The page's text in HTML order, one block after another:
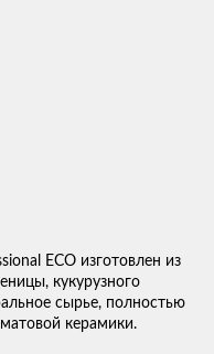
ECO изготовлен из
кукурузного
сырье, полностью
керамики.